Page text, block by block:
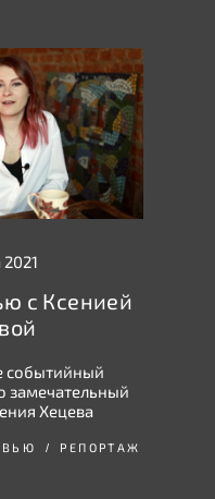
с Ксенией
событийный
замечательный
Хецева
РЕПОРТАЖ